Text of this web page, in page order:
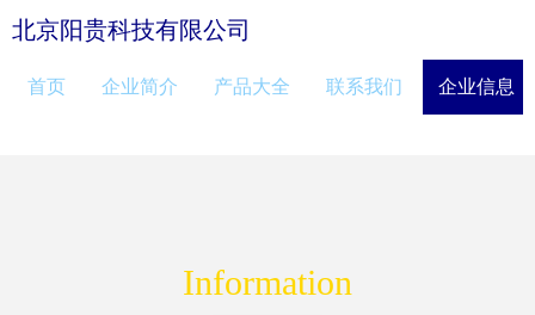
北京阳贵科技有限公司
首页 企业简介 产品大全 联系我们 企业信息
Information